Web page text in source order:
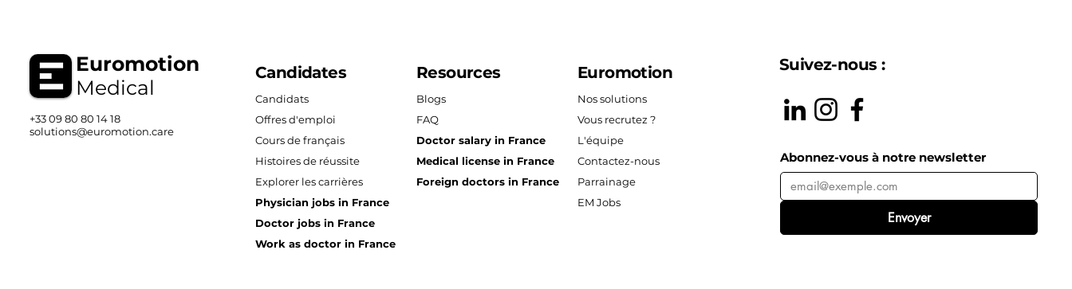
Euromotion
Medical
+33 09 80 80 14 18
solutions@euromotion.care
Candidates
Candidats
Offres d'emploi
Cours de français
Histoires de réussite
Explorer les carrières
Physician jobs in France
Doctor jobs in France
Work as doctor in France
Resources
Blogs
FAQ
Doctor salary in France
Medical license in France
Foreign doctors in France
Euromotion
Nos solutions
Vous recrutez ?
L'équipe
Contactez-nous
Parrainage
EM Jobs
Suivez-nous :
Abonnez-vous à notre newsletter
Envoyer